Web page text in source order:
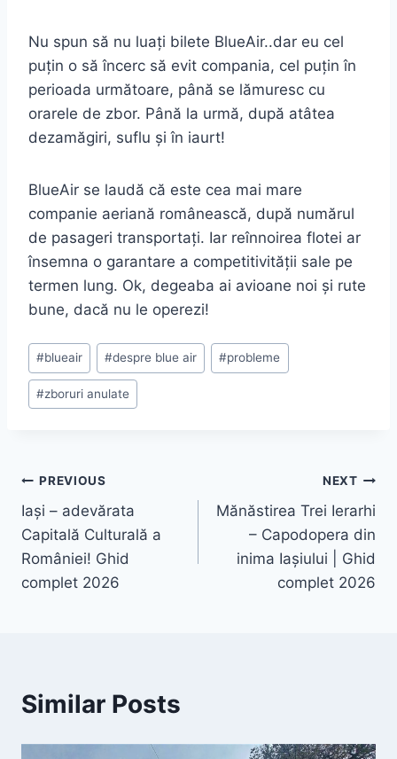
Nu spun să nu luați bilete BlueAir..dar eu cel
puțin o să încerc să evit compania, cel puțin în
perioada următoare, până se lămuresc cu
orarele de zbor. Până la urmă, după atâtea
dezamăgiri, suflu și în iaurt!
BlueAir se laudă că este cea mai mare
companie aeriană românească, după numărul
de pasageri transportați. Iar reînnoirea flotei ar
însemna o garantare a competitivității sale pe
termen lung. Ok, degeaba ai avioane noi și rute
bune, dacă nu le operezi!
Post
Tags:
#blueair #despre blue air #probleme
#zboruri anulate
Navigare
în
articole
PREVIOUS
Iași – adevărata
Capitală Culturală a
României! Ghid
complet 2026
NEXT
Mănăstirea Trei Ierarhi
– Capodopera din
inima Iașiului | Ghid
complet 2026
Similar Posts